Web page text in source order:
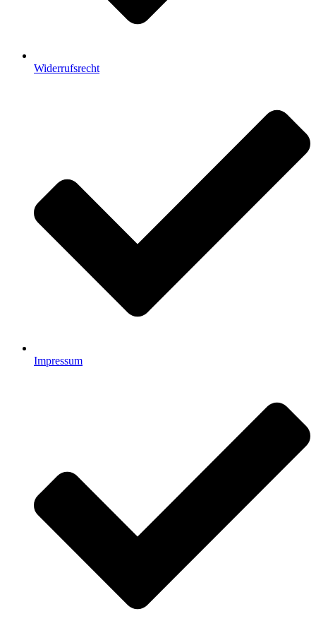
Widerrufsrecht
Impressum